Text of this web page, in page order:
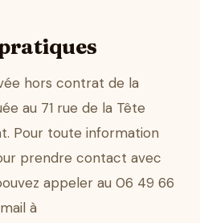
hors contrat de la
au 71 rue de la Tête
Pour toute information
prendre contact avec
appeler au 06 49 66
à